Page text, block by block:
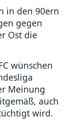
in den 90ern
gegen
Ost die
wünschen
Meinung
auch
wird.